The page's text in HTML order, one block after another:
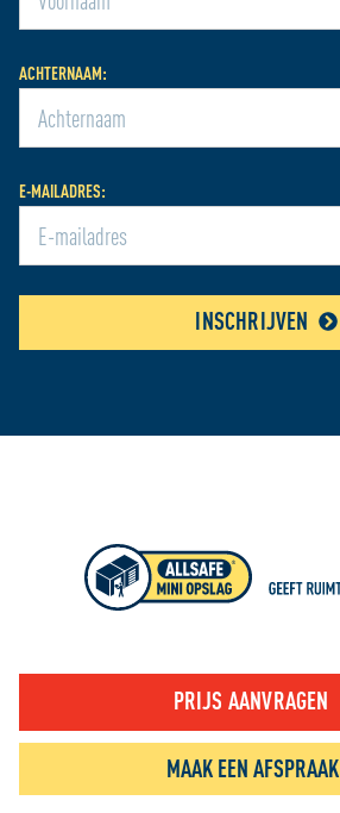
ACHTERNAAM:
E-MAILADRES:
INSCHRIJVEN
PRIJS AANVRAGEN
MAAK EEN AFSPRAAK